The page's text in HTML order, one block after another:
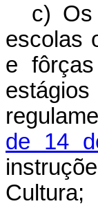
c) Os
escolas
e
de 14
Cultura;